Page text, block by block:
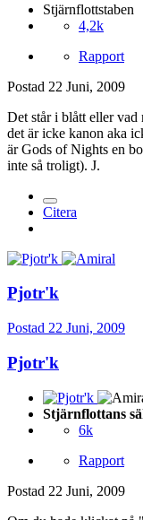
Stjärnflottstaben
4,2k
Rapport
Postad 22 Juni, 2009
Det står i blått eller vad
det är icke kanon aka
är Gods of Nights en
inte så troligt). J.
Citera
Pjotr'k
Postad 22 Juni, 2009
Pjotr'k
Stjärnflottans
6k
Rapport
Postad 22 Juni, 2009